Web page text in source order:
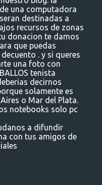
una computadora
destinadas a
recursos de zonas
donacion te damos
que puedas
. y si queres
una foto con
tenista
decirnos
solamente es
o Mar del Plata.
notebooks solo pc
a difundir
con tus amigos de